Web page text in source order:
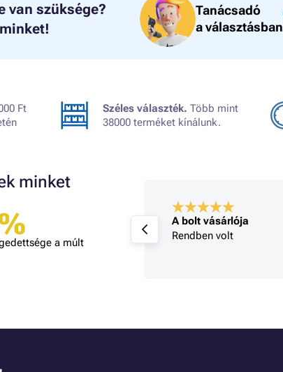
van szüksége?
Tanácsadó
a választásban
Ft
Széles választék. Több mint
38000 terméket kínálunk.
minket
a múlt
ígérték.
dolgozni.
A bolt vásárlója
Rendben volt